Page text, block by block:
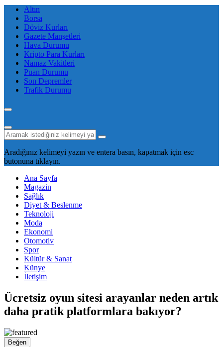
Altın
Borsa
Döviz Kurları
Gazete Manşetleri
Hava Durumu
Kripto Para Kurları
Namaz Vakitleri
Puan Durumu
Son Depremler
Trafik Durumu
Aradığınız kelimeyi yazın ve entera basın, kapatmak için esc
butonuna tıklayın.
Ana Sayfa
Magazin
Sağlık
Diyet & Beslenme
Teknoloji
Moda
Ekonomi
Otomotiv
Spor
Kültür & Sanat
Künye
İletişim
Ücretsiz oyun sitesi arayanlar neden artık
daha pratik platformlara bakıyor?
Beğen